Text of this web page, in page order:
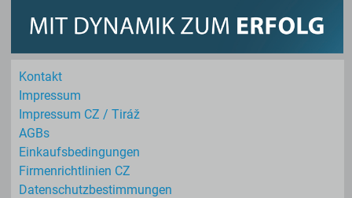
Kontakt
Impressum
Impressum CZ / Tiráž
AGBs
Einkaufs­bedingungen
Firmenrichtlinien CZ
Datenschutz­bestimmungen